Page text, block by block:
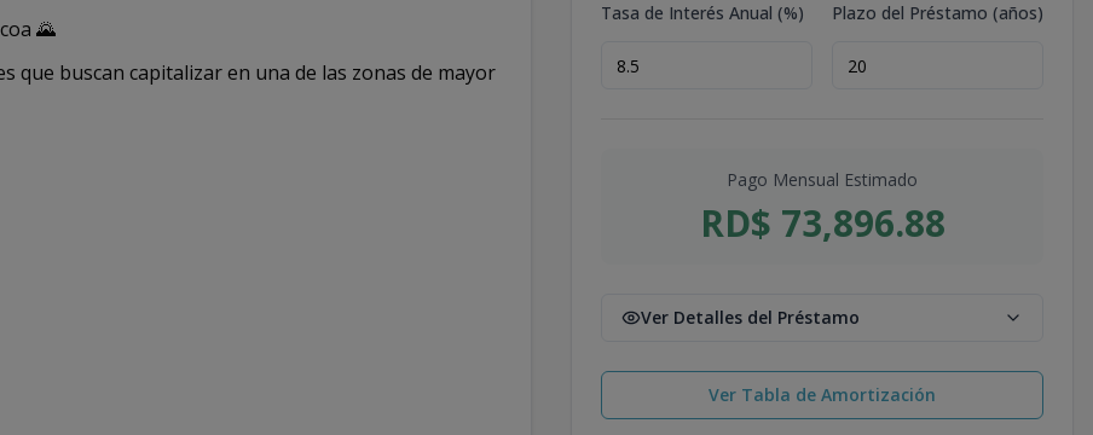
🌄
buscan capitalizar en una de las zonas de mayor
Tasa de Interés Anual (%) Plazo del Préstamo (años)
Pago Mensual Estimado
RD$ 73,896.88
Ver Detalles del Préstamo
Ver Tabla de Amortización